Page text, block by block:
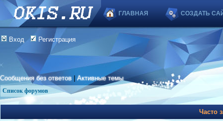
ГЛАВНАЯ СОЗДАТЬ
Вход Регистрация
Сообщения без ответов |Активные темы
Список форумов
Часто